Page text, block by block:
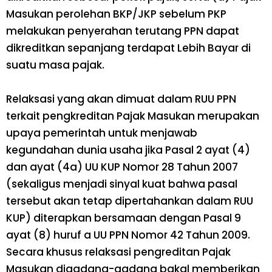
Masukan perolehan BKP/JKP sebelum PKP
melakukan penyerahan terutang PPN dapat
dikreditkan sepanjang terdapat Lebih Bayar di
suatu masa pajak.
Relaksasi yang akan dimuat dalam RUU PPN
terkait pengkreditan Pajak Masukan merupakan
upaya pemerintah untuk menjawab
kegundahan dunia usaha jika Pasal 2 ayat (4)
dan ayat (4a) UU KUP Nomor 28 Tahun 2007
(sekaligus menjadi sinyal kuat bahwa pasal
tersebut akan tetap dipertahankan dalam RUU
KUP) diterapkan bersamaan dengan Pasal 9
ayat (8) huruf a UU PPN Nomor 42 Tahun 2009.
Secara khusus relaksasi pengreditan Pajak
Masukan digadang-gadang bakal memberikan